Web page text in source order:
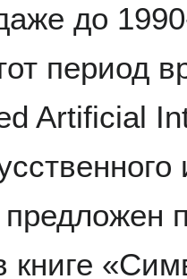
до
период
Artificial
книге